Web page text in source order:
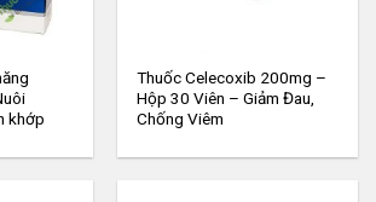
khớp
Thuốc Celecoxib 200mg –
Hộp 30 Viên – Giảm Đau,
Chống Viêm